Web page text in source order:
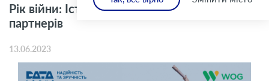
Рік війни: Історії незламності наших
партнерів
13.06.2023